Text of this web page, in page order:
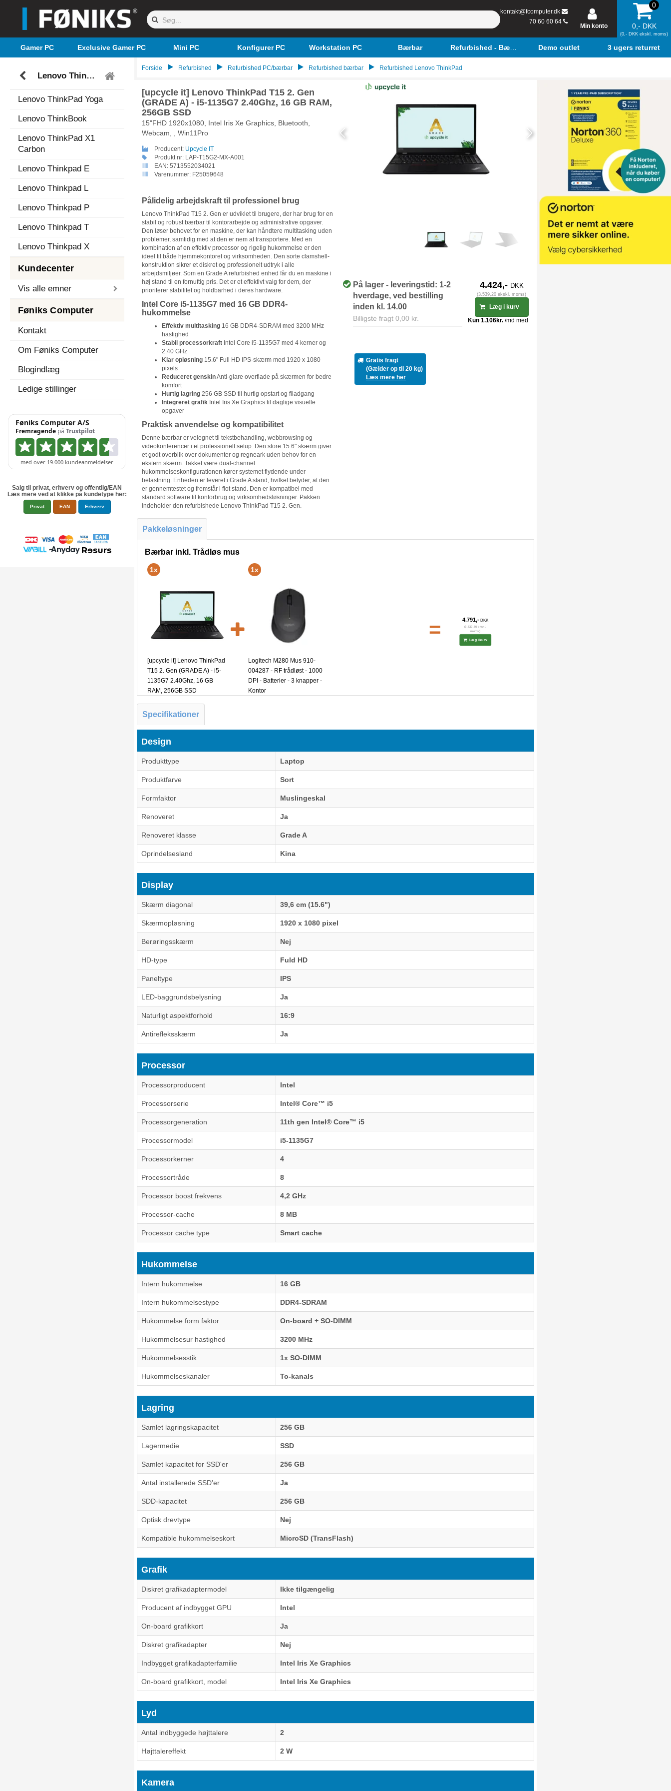
kontakt@fcomputer.dk
70 60 60 64
Min konto
0
0,- DKK
(0,- DKK ekskl. moms)
Gamer PC Exclusive Gamer PC Mini PC Konfigurer PC Workstation PC Bærbar Refurbished - Bærbar Demo outlet 3 ugers returret
Lenovo ThinkPad
Lenovo ThinkPad Yoga
Lenovo ThinkBook
Lenovo ThinkPad X1
Carbon
Lenovo Thinkpad E
Lenovo Thinkpad L
Lenovo Thinkpad P
Lenovo Thinkpad T
Lenovo Thinkpad X
Kundecenter
Vis alle emner
Føniks Computer
Kontakt
Om Føniks Computer
Blogindlæg
Ledige stillinger
Salg til privat, erhverv og offentlig/EAN
Læs mere ved at klikke på kundetype her:
Privat EAN Erhverv
Forside Refurbished Refurbished PC/bærbar Refurbished bærbar Refurbished Lenovo ThinkPad
[upcycle it] Lenovo ThinkPad T15 2. Gen
(GRADE A) - i5-1135G7 2.40Ghz, 16 GB RAM,
256GB SSD
15"FHD 1920x1080, Intel Iris Xe Graphics, Bluetooth,
Webcam, , Win11Pro
Producent: Upcycle IT
Produkt nr: LAP-T15G2-MX-A001
EAN: 5713552034021
Varenummer: F25059648
Pålidelig arbejdskraft til professionel brug
Lenovo ThinkPad T15 2. Gen er udviklet til brugere, der har brug for en
stabil og robust bærbar til kontorarbejde og administrative opgaver.
Den løser behovet for en maskine, der kan håndtere multitasking uden
problemer, samtidig med at den er nem at transportere. Med en
kombination af en effektiv processor og rigelig hukommelse er den
ideel til både hjemmekontoret og virksomheden. Den sorte clamshell-
konstruktion sikrer et diskret og professionelt udtryk i alle
arbejdsmiljøer. Som en Grade A refurbished enhed får du en maskine i
høj stand til en fornuftig pris. Det er et effektivt valg for dem, der
prioriterer stabilitet og holdbarhed i deres hardware.
Intel Core i5-1135G7 med 16 GB DDR4-
hukommelse
Effektiv multitasking16 GB DDR4-SDRAM med 3200 MHz
hastighed
Stabil processorkraftIntel Core i5-1135G7 med 4 kerner og
2.40 GHz
Klar opløsning15.6" Full HD IPS-skærm med 1920 x 1080
pixels
Reduceret genskinAnti-glare overflade på skærmen for bedre
komfort
Hurtig lagring256 GB SSD til hurtig opstart og filadgang
Integreret grafikIntel Iris Xe Graphics til daglige visuelle
opgaver
Praktisk anvendelse og kompatibilitet
Denne bærbar er velegnet til tekstbehandling, webbrowsing og
videokonferencer i et professionelt setup. Den store 15.6" skærm giver
et godt overblik over dokumenter og regneark uden behov for en
ekstern skærm. Takket være dual-channel
hukommelseskonfigurationen kører systemet flydende under
belastning. Enheden er leveret i Grade A stand, hvilket betyder, at den
er gennemtestet og fremstår i flot stand. Den er kompatibel med
standard software til kontorbrug og virksomhedsløsninger. Pakken
indeholder den refurbishede Lenovo ThinkPad T15 2. Gen.
På lager - leveringstid: 1-2
hverdage, ved bestilling
inden kl. 14.00
Billigste fragt 0,00 kr.
4.424,- DKK
(3.539,20 ekskl. moms)
Læg i kurv
Gratis fragt
(Gælder op til 20 kg)
Læs mere her
Pakkeløsninger
Bærbar inkl. Trådløs mus
1x
[upcycle it] Lenovo ThinkPad
T15 2. Gen (GRADE A) - i5-
1135G7 2.40Ghz, 16 GB
RAM, 256GB SSD
1x
Logitech M280 Mus 910-
004287 - RF trådløst - 1000
DPI - Batterier - 3 knapper -
Kontor
= 4.791,-DKK
(3.832,80 ekskl.
moms)
Læg i kurv
Specifikationer
Design
Produkttype Laptop
Produktfarve Sort
Formfaktor Muslingeskal
Renoveret Ja
Renoveret klasse Grade A
Oprindelsesland Kina
Display
Skærm diagonal 39,6 cm (15.6")
Skærmopløsning 1920 x 1080 pixel
Berøringsskærm Nej
HD-type Fuld HD
Paneltype IPS
LED-baggrundsbelysning Ja
Naturligt aspektforhold 16:9
Antirefleksskærm Ja
Processor
Processorproducent Intel
Processorserie Intel® Core™ i5
Processorgeneration 11th gen Intel® Core™ i5
Processormodel i5-1135G7
Processorkerner 4
Processortråde 8
Processor boost frekvens 4,2 GHz
Processor-cache 8 MB
Processor cache type Smart cache
Hukommelse
Intern hukommelse 16 GB
Intern hukommelsestype DDR4-SDRAM
Hukommelse form faktor On-board + SO-DIMM
Hukommelsesur hastighed 3200 MHz
Hukommelsesstik 1x SO-DIMM
Hukommelseskanaler To-kanals
Lagring
Samlet lagringskapacitet 256 GB
Lagermedie SSD
Samlet kapacitet for SSD'er 256 GB
Antal installerede SSD'er Ja
SDD-kapacitet 256 GB
Optisk drevtype Nej
Kompatible hukommelseskort MicroSD (TransFlash)
Grafik
Diskret grafikadaptermodel Ikke tilgængelig
Producent af indbygget GPU Intel
On-board grafikkort Ja
Diskret grafikadapter Nej
Indbygget grafikadapterfamilie Intel Iris Xe Graphics
On-board grafikkort, model Intel Iris Xe Graphics
Lyd
Antal indbyggede højttalere 2
Højttalereffekt 2 W
Kamera